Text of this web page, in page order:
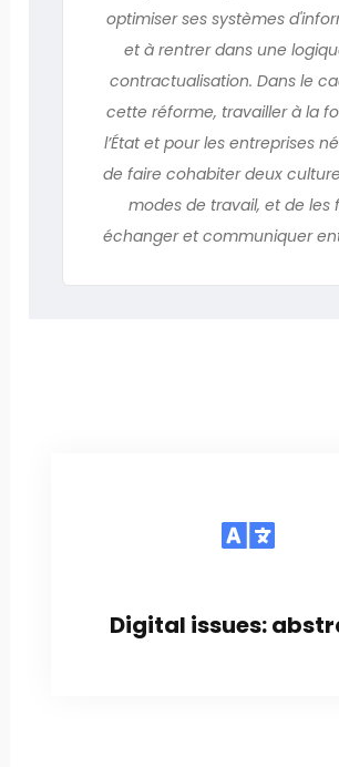
optimiser ses systèmes
et à rentrer dans une
contractualisation. Dans le
cette réforme, travailler à la
l’État et pour les entreprises
de faire cohabiter deux
modes de travail, et de les
échanger et communiquer
Digital issues: